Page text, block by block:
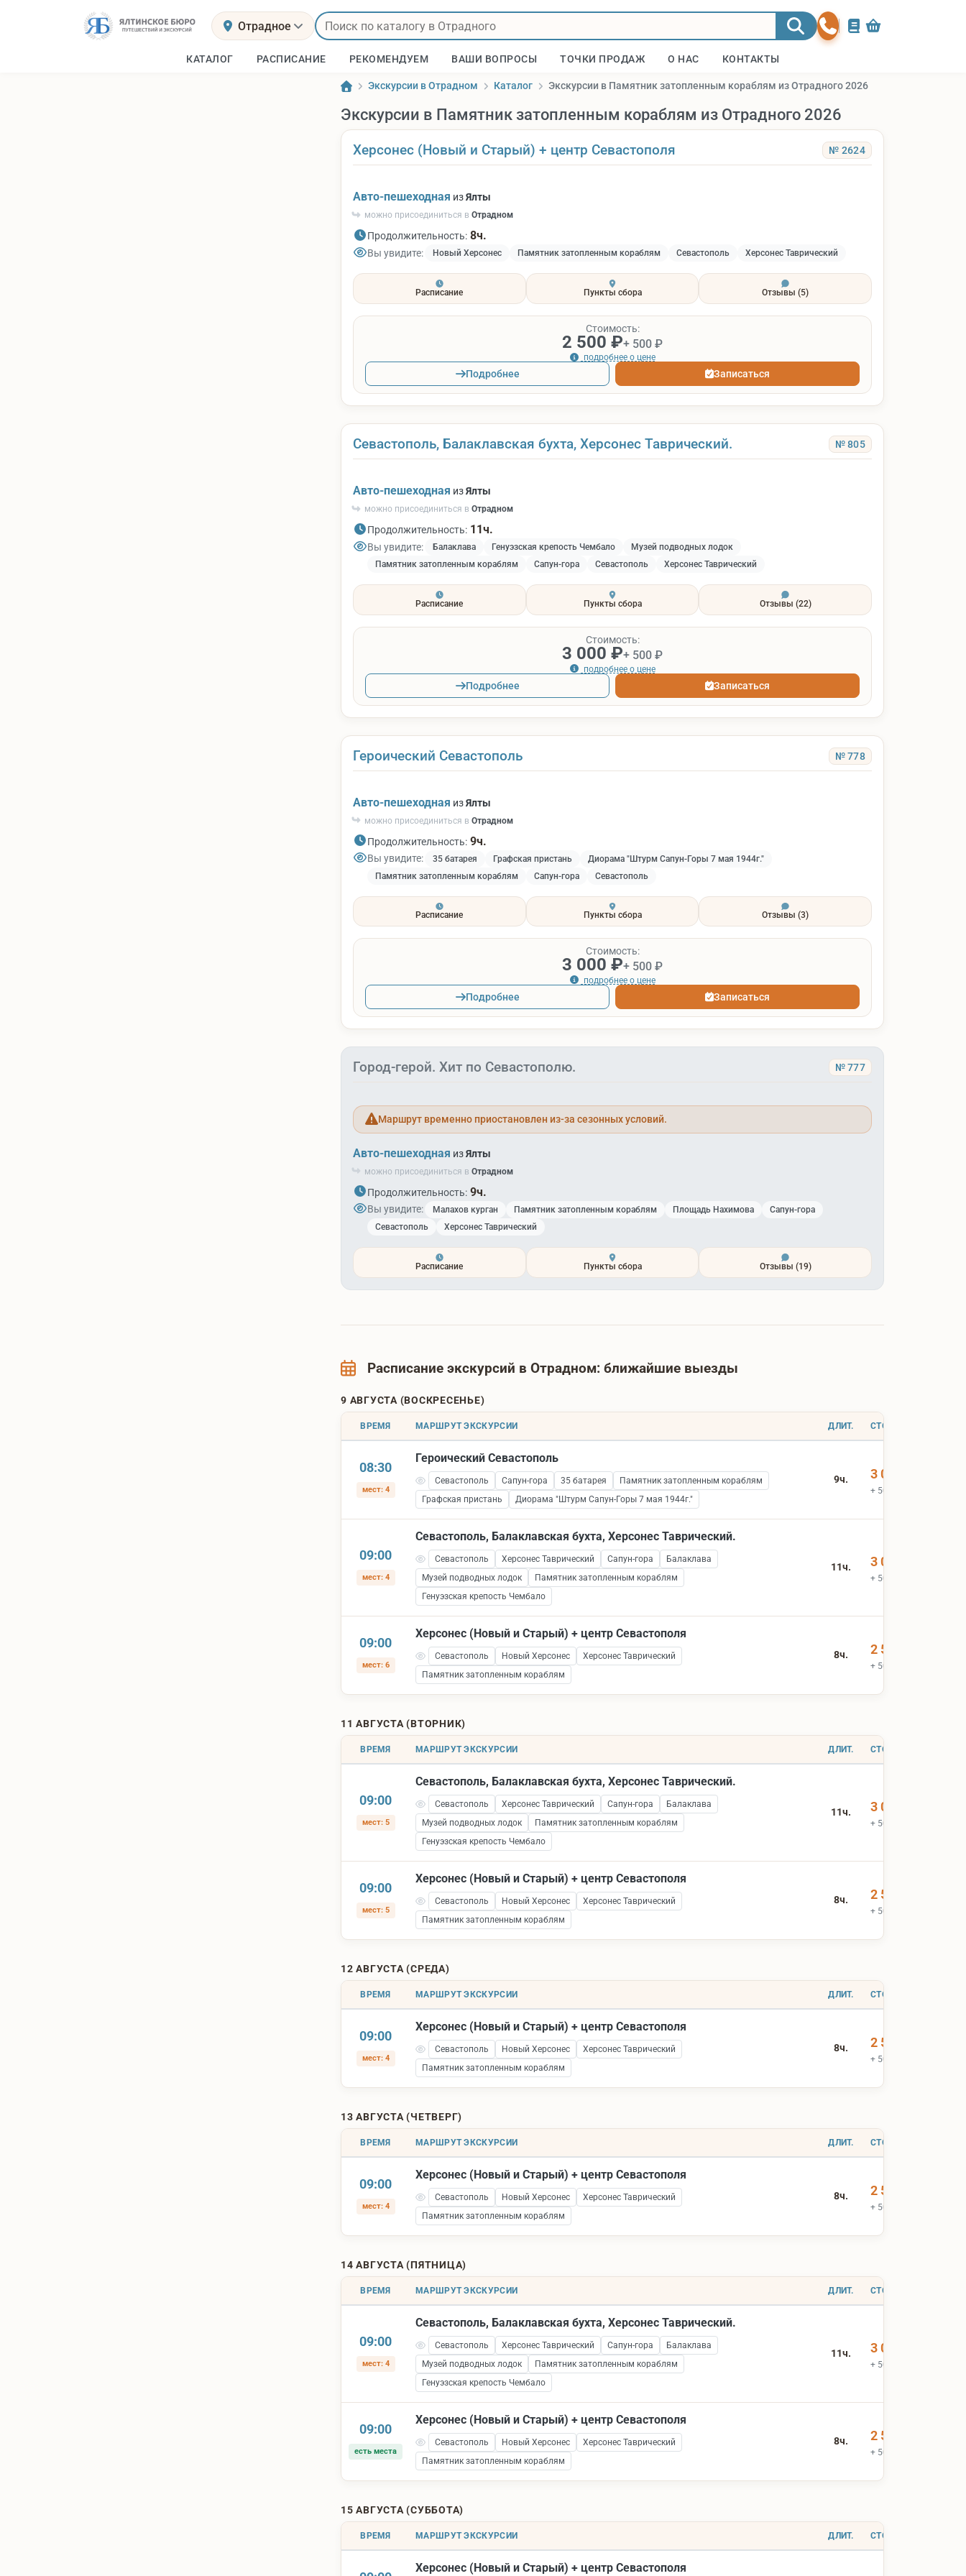
Отрадное
КАТАЛОГ РАСПИСАНИЕ РЕКОМЕНДУЕМ ВАШИ ВОПРОСЫ ТОЧКИ ПРОДАЖ О НАС КОНТАКТЫ
Экскурсии в Отрадном Каталог Экскурсии в Памятник затопленным кораблям из Отрадного 2026
Экскурсии в Памятник затопленным кораблям из Отрадного 2026
Херсонес (Новый и Старый) + центр Севастополя № 2624
Авто-пешеходная изЯлты
можно присоединиться в Отрадном
Продолжительность: 8ч.
Вы увидите: Новый Херсонес Памятник затопленным кораблям Севастополь Херсонес Таврический
Расписание Пункты сбора Отзывы(5)
Стоимость:
2 500 ₽+ 500 ₽
подробнее о цене
Подробнее Записаться
Севастополь, Балаклавская бухта, Херсонес Таврический. № 805
Авто-пешеходная изЯлты
можно присоединиться в Отрадном
Продолжительность: 11ч.
Вы увидите: Балаклава Генуэзская крепость Чембало
Музей подводных лодок
Памятник затопленным кораблям
Сапун-гора Севастополь Херсонес Таврический
Расписание Пункты сбора Отзывы (22)
Стоимость:
3 000 ₽+ 500 ₽
подробнее о цене
Подробнее Записаться
Героический Севастополь № 778
Авто-пешеходная изЯлты
можно присоединиться в Отрадном
Продолжительность: 9ч.
Вы увидите: 35 батарея Графская пристань
Диорама "Штурм Сапун-Горы 7 мая 1944г."
Памятник затопленным кораблям
Сапун-гора Севастополь
Расписание Пункты сбора Отзывы(3)
Стоимость:
3 000 ₽+ 500 ₽
подробнее о цене
Подробнее Записаться
Город-герой. Хит по Севастополю. № 777
Маршрут временно приостановлен из-за сезонных условий.
Авто-пешеходная изЯлты
можно присоединиться в Отрадном
Продолжительность: 9ч.
Вы увидите: Малахов курган Памятник затопленным кораблям Площадь Нахимова
Сапун-гора
Севастополь
Херсонес Таврический
Расписание Пункты сбора Отзывы (19)
Расписание экскурсий в Отрадном: ближайшие выезды
9 АВГУСТА (ВОСКРЕСЕНЬЕ)
ВРЕМЯ МАРШРУТ ЭКСКУРСИИ ДЛИТ. СТОИМОСТЬ
08:30
мест: 4
Героический Севастополь
Севастополь Сапун-гора 35 батарея
Памятник затопленным кораблям
Графская пристань
Диорама "Штурм Сапун-Горы 7 мая 1944г."
9ч. 3 000 ₽
+ 500 ₽ вх.билеты
09:00
мест: 4
Севастополь, Балаклавская бухта, Херсонес Таврический.
Севастополь Херсонес Таврический Сапун-гора
Балаклава
Музей подводных лодок
Памятник затопленным кораблям
Генуэзская крепость Чембало
11ч. 3 000 ₽
+ 500 ₽ вх.билеты
09:00
мест: 6
Херсонес (Новый и Старый) + центр Севастополя
Севастополь Новый Херсонес
Херсонес Таврический
Памятник затопленным кораблям
8ч. 2 500 ₽
+ 500 ₽ вх.билеты
11 АВГУСТА (ВТОРНИК)
ВРЕМЯ МАРШРУТ ЭКСКУРСИИ ДЛИТ. СТОИМОСТЬ
09:00
мест: 5
Севастополь, Балаклавская бухта, Херсонес Таврический.
Севастополь Херсонес Таврический Сапун-гора
Балаклава
Музей подводных лодок
Памятник затопленным кораблям
Генуэзская крепость Чембало
11ч. 3 000 ₽
+ 500 ₽ вх.билеты
09:00
мест: 5
Херсонес (Новый и Старый) + центр Севастополя
Севастополь Новый Херсонес
Херсонес Таврический
Памятник затопленным кораблям
8ч. 2 500 ₽
+ 500 ₽ вх.билеты
12 АВГУСТА (СРЕДА)
ВРЕМЯ МАРШРУТ ЭКСКУРСИИ ДЛИТ. СТОИМОСТЬ
09:00
мест: 4
Херсонес (Новый и Старый) + центр Севастополя
Севастополь Новый Херсонес
Херсонес Таврический
Памятник затопленным кораблям
8ч. 2 500 ₽
+ 500 ₽ вх.билеты
13 АВГУСТА (ЧЕТВЕРГ)
ВРЕМЯ МАРШРУТ ЭКСКУРСИИ ДЛИТ. СТОИМОСТЬ
09:00
мест: 4
Херсонес (Новый и Старый) + центр Севастополя
Севастополь Новый Херсонес
Херсонес Таврический
Памятник затопленным кораблям
8ч. 2 500 ₽
+ 500 ₽ вх.билеты
14 АВГУСТА (ПЯТНИЦА)
ВРЕМЯ МАРШРУТ ЭКСКУРСИИ ДЛИТ. СТОИМОСТЬ
09:00
мест: 4
Севастополь, Балаклавская бухта, Херсонес Таврический.
Севастополь Херсонес Таврический Сапун-гора
Балаклава
Музей подводных лодок
Памятник затопленным кораблям
Генуэзская крепость Чембало
11ч. 3 000 ₽
+ 500 ₽ вх.билеты
09:00
есть места
Херсонес (Новый и Старый) + центр Севастополя
Севастополь Новый Херсонес
Херсонес Таврический
Памятник затопленным кораблям
8ч. 2 500 ₽
+ 500 ₽ вх.билеты
15 АВГУСТА (СУББОТА)
ВРЕМЯ МАРШРУТ ЭКСКУРСИИ ДЛИТ. СТОИМОСТЬ
Херсонес (Новый и Старый) + центр Севастополя